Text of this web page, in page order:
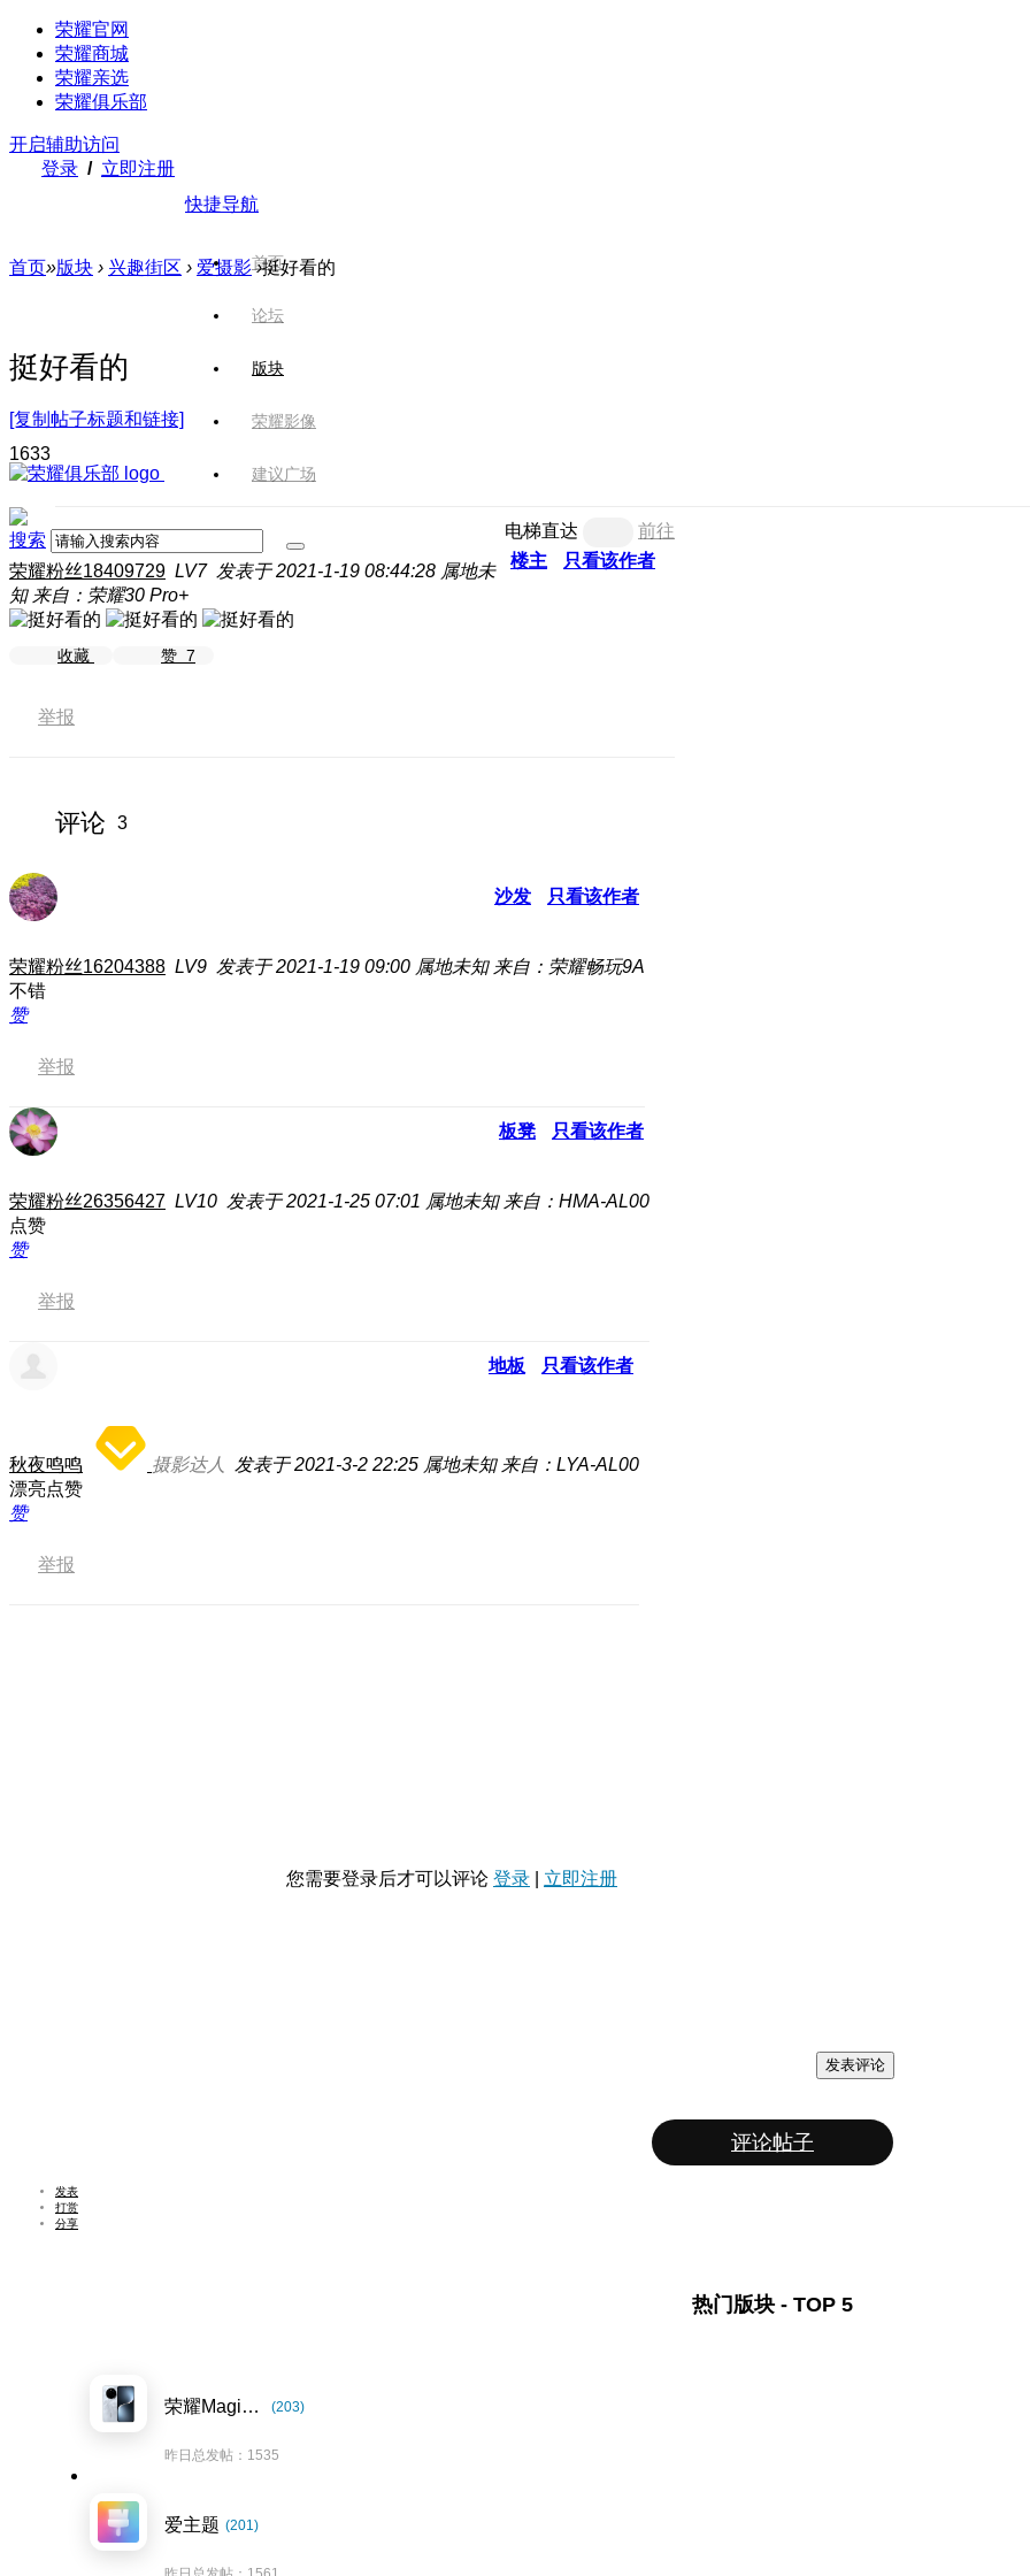
荣耀官网
荣耀商城
荣耀亲选
荣耀俱乐部
开启辅助访问
登录 / 立即注册
快捷导航
首页
论坛
版块
荣耀影像
建议广场
搜索
首页»版块 › 兴趣街区 › 爱摄影 ›挺好看的
挺好看的
[复制帖子标题和链接]
1633
电梯直达
前往
楼主
只看该作者
荣耀粉丝18409729 LV7 发表于 2021-1-19 08:44:28 属地未
知 来自：荣耀30 Pro+
收藏 赞 7
举报
评论 3
沙发 只看该作者
荣耀粉丝16204388 LV9 发表于 2021-1-19 09:00 属地未知 来自：荣耀畅玩9A
不错
赞
举报
板凳 只看该作者
荣耀粉丝26356427 LV10 发表于 2021-1-25 07:01 属地未知 来自：HMA-AL00
点赞
赞
举报
地板 只看该作者
秋夜鸣鸣 摄影达人 发表于 2021-3-2 22:25 属地未知 来自：LYA-AL00
漂亮点赞
赞
举报
您需要登录后才可以评论 登录 立即注册
发表评论
评论帖子
发表
打赏
分享
热门版块 - TOP 5
荣耀Magic7系列 (203)
昨日总发帖：1535
爱主题 (201)